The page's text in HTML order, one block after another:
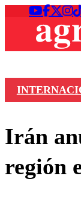
Irán
región